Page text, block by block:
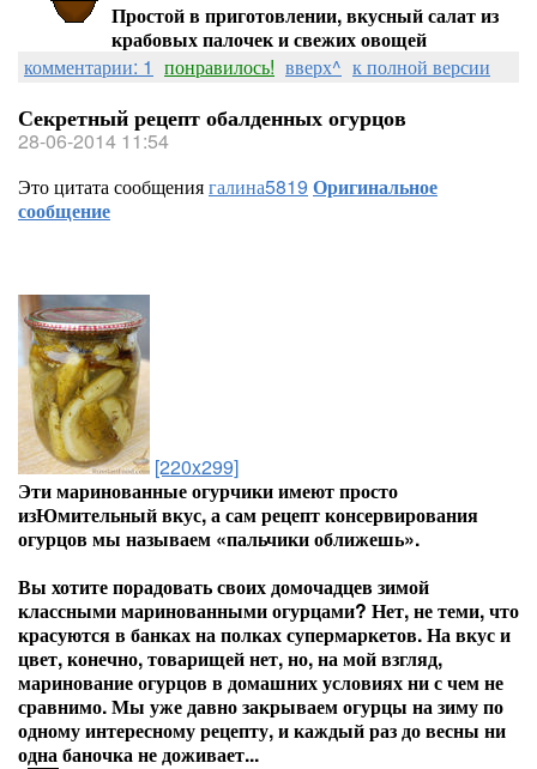
Простой в приготовлении, вкусный салат из
крабовых палочек и свежих овощей
комментарии: 1 понравилось! вверх^ к полной версии
Секретный рецепт обалденных огурцов
28-06-2014 11:54
Это цитата сообщениягалина5819 Оригинальное
сообщение
[220x299]
Эти маринованные огурчики имеют просто
изЮмительный вкус, а сам рецепт консервирования
огурцов мы называем «пальчики оближешь».
Вы хотите порадовать своих домочадцев зимой
классными маринованными огурцами? Нет, не теми, что
красуются в банках на полках супермаркетов. На вкус и
цвет, конечно, товарищей нет, но, на мой взгляд,
маринование огурцов в домашних условиях ни с чем не
сравнимо. Мы уже давно закрываем огурцы на зиму по
одному интересному рецепту, и каждый раз до весны ни
одна баночка не доживает...